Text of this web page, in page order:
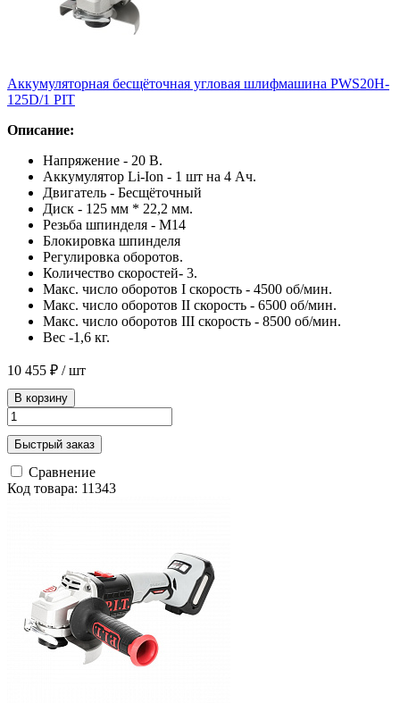
Аккумуляторная бесщёточная угловая шлифмашина PWS20H-
125D/1 PIT
Описание:
Напряжение - 20 В.
Аккумулятор Li-Ion - 1 шт на 4 Ач.
Двигатель - Бесщёточный
Диск - 125 мм * 22,2 мм.
Резьба шпинделя - М14
Блокировка шпинделя
Регулировка оборотов.
Количество скоростей- 3.
Макс. число оборотов I скорость - 4500 об/мин.
Макс. число оборотов II скорость - 6500 об/мин.
Макс. число оборотов III скорость - 8500 об/мин.
Вес -1,6 кг.
10 455 ₽ / шт
В корзину
Быстрый заказ
Сравнение
Код товара: 11343